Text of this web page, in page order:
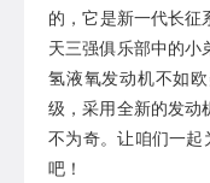
的，它是新一代长征
天三强俱乐部中的小
氢液氧发动机不如
级，采用全新的发动
不为奇。让咱们一起
吧！